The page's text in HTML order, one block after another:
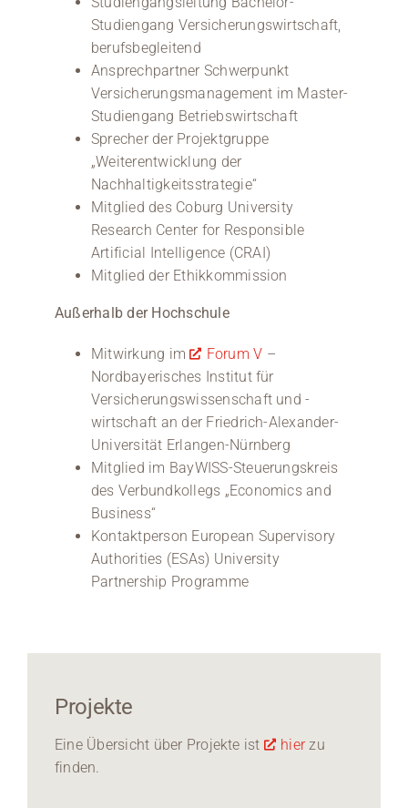
Studiengang Versicherungswirtschaft,
berufsbegleitend
Ansprechpartner Schwerpunkt
Versicherungsmanagement im Master-
Studiengang Betriebswirtschaft
Sprecher der Projektgruppe
„Weiterentwicklung der
Nachhaltigkeitsstrategie“
Mitglied des Coburg University
Research Center for Responsible
Artificial Intelligence (CRAI)
Mitglied der Ethikkommission
Außerhalb der Hochschule
Mitwirkung im Forum V –
Nordbayerisches Institut für
Versicherungswissenschaft und -
wirtschaft an der Friedrich-Alexander-
Universität Erlangen-Nürnberg
Mitglied im BayWISS-Steuerungskreis
des Verbundkollegs „Economics and
Business“
Kontaktperson European Supervisory
Authorities (ESAs) University
Partnership Programme
Projekte
Eine Übersicht über Projekte ist hierzu
finden.